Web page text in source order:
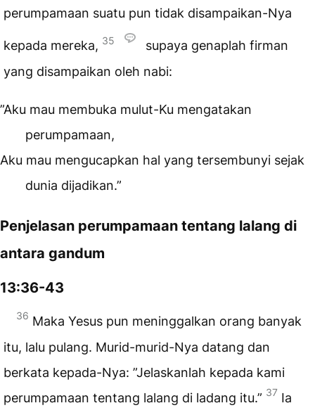
perumpamaan suatu pun tidak disampaikan-Nya
kepada mereka, 35
supaya genaplah firman
yang disampaikan oleh nabi:
”Aku mau membuka mulut-Ku mengatakan
perumpamaan,
Aku mau mengucapkan hal yang tersembunyi sejak
dunia dijadikan.”
Penjelasan perumpamaan tentang lalang di
antara gandum
13:36-43
36 Maka Yesus pun meninggalkan orang banyak
itu, lalu pulang. Murid-murid-Nya datang dan
berkata kepada-Nya: ”Jelaskanlah kepada kami
perumpamaan tentang lalang di ladang itu.” 37 Ia